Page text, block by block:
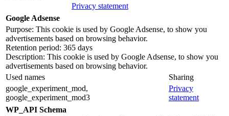
Privacy statement
Google Adsense
Purpose: This cookie is used by Google Adsense, to show you
advertisements based on browsing behavior.
Retention period: 365 days
Description: This cookie is used by Google Adsense, to show you
advertisements based on browsing behavior.
Used names
Sharing
google_experiment_mod,
google_experiment_mod3
Privacy
statement
WP_API Schema